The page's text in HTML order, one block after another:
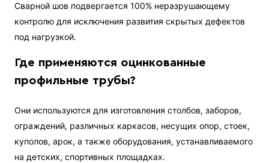
Сварной шов подвергается 100% неразрушающему
контролю для исключения развития скрытых дефектов
под нагрузкой.
Где применяются оцинкованные
профильные трубы?
Они используются для изготовления столбов, заборов,
ограждений, различных каркасов, несущих опор, стоек,
куполов, арок, а также оборудования, устанавливаемого
на детских, спортивных площадках.